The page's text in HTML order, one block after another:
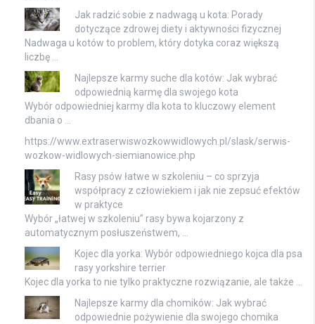
Jak radzić sobie z nadwagą u kota: Porady
dotyczące zdrowej diety i aktywności fizycznej
Nadwaga u kotów to problem, który dotyka coraz większą
liczbę …
Najlepsze karmy suche dla kotów: Jak wybrać
odpowiednią karmę dla swojego kota
Wybór odpowiedniej karmy dla kota to kluczowy element
dbania o …
https://www.extraserwiswozkowwidlowych.pl/slask/serwis-
wozkow-widlowych-siemianowice.php
Rasy psów łatwe w szkoleniu – co sprzyja
współpracy z człowiekiem i jak nie zepsuć efektów
w praktyce
Wybór „łatwej w szkoleniu” rasy bywa kojarzony z
automatycznym posłuszeństwem, …
Kojec dla yorka: Wybór odpowiedniego kojca dla psa
rasy yorkshire terrier
Kojec dla yorka to nie tylko praktyczne rozwiązanie, ale także …
Najlepsze karmy dla chomików: Jak wybrać
odpowiednie pożywienie dla swojego chomika